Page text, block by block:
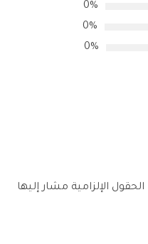
0%
0%
0%
الحقول الإلزامية مشار إليها